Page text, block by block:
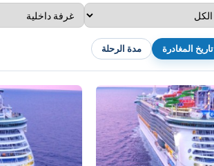
تاريخ المغادرة مدة الرحلة